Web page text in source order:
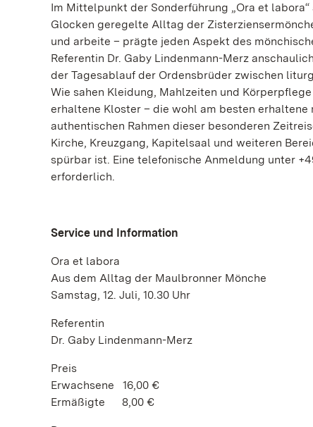
Im Mittelpunkt der Sonderführung „Ora et
Glocken geregelte Alltag der
und arbeite – prägte jeden Aspekt des
Referentin Dr. Gaby Lindenmann-Merz
der Tagesablauf der Ordensbrüder zwischen
Wie sahen Kleidung, Mahlzeiten und
erhaltene Kloster – die wohl am besten
authentischen Rahmen dieser besonderen
Kirche, Kreuzgang, Kapitelsaal und weiteren
spürbar ist. Eine telefonische Anmeldung unter
erforderlich.
Service und Information
Ora et labora
Aus dem Alltag der Maulbronner Mönche
Samstag, 12. Juli, 10.30 Uhr
Referentin
Dr. Gaby Lindenmann-Merz
Preis
Erwachsene 16,00 €
Ermäßigte 8,00 €